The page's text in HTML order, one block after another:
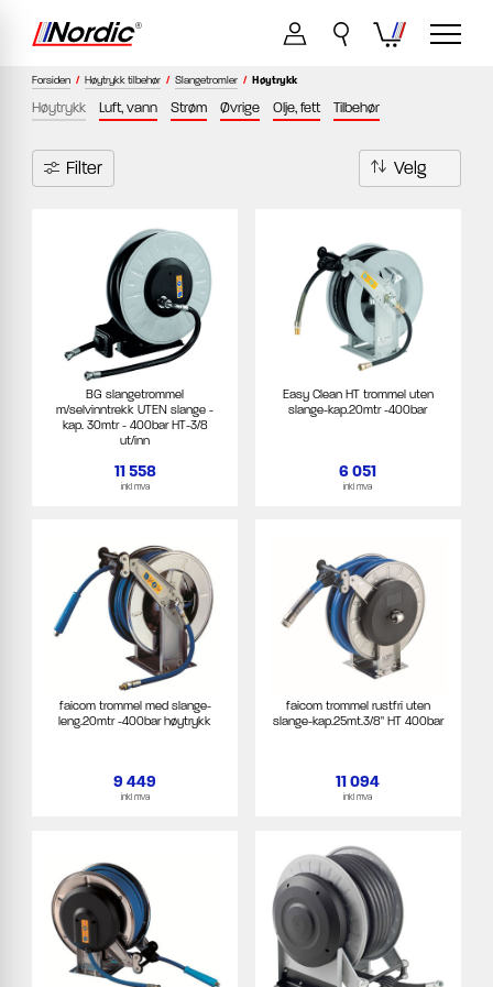
Forsiden / Høytrykk tilbehør / Slangetromler / Høytrykk
Høytrykk Luft, vann Strøm Øvrige Olje, fett Tilbehør
Filter
BG slangetrommel
m/selvinntrekk UTEN slange -
kap. 30mtr - 400bar HT-3/8
ut/inn
11 558
inkl mva
Easy Clean HT trommel uten
slange-kap.20mtr -400bar
6 051
inkl mva
faicom trommel med slange-
leng.20mtr -400bar høytrykk
9 449
inkl mva
faicom trommel rustfri uten
slange-kap.25mt.3/8" HT 400bar
11 094
inkl mva